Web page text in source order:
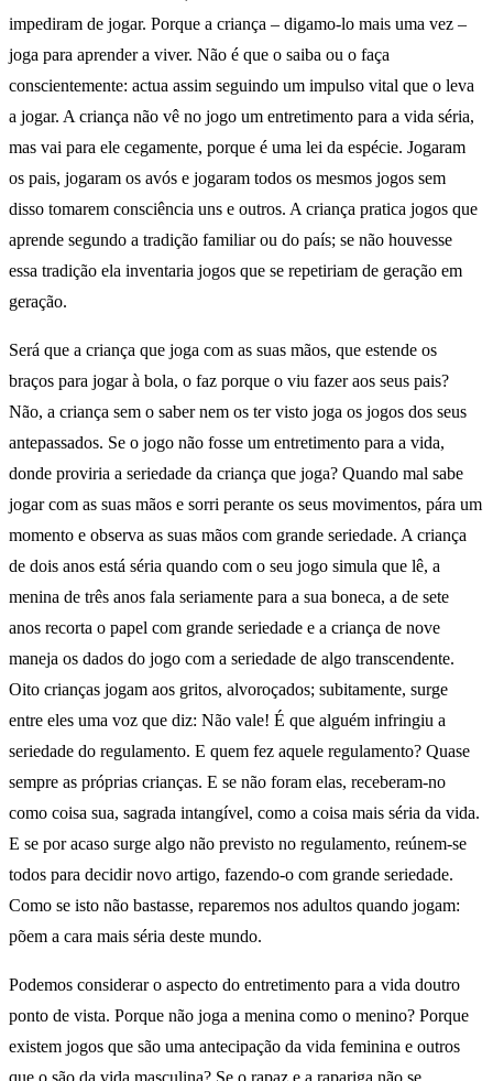
impediram de jogar. Porque a criança – digamo-lo mais uma vez –
joga para aprender a viver. Não é que o saiba ou o faça
conscientemente: actua assim seguindo um impulso vital que o leva
a jogar. A criança não vê no jogo um entretimento para a vida séria,
mas vai para ele cegamente, porque é uma lei da espécie. Jogaram
os pais, jogaram os avós e jogaram todos os mesmos jogos sem
disso tomarem consciência uns e outros. A criança pratica jogos que
aprende segundo a tradição familiar ou do país; se não houvesse
essa tradição ela inventaria jogos que se repetiriam de geração em
geração.
Será que a criança que joga com as suas mãos, que estende os
braços para jogar à bola, o faz porque o viu fazer aos seus pais?
Não, a criança sem o saber nem os ter visto joga os jogos dos seus
antepassados. Se o jogo não fosse um entretimento para a vida,
donde proviria a seriedade da criança que joga? Quando mal sabe
jogar com as suas mãos e sorri perante os seus movimentos, pára um
momento e observa as suas mãos com grande seriedade. A criança
de dois anos está séria quando com o seu jogo simula que lê, a
menina de três anos fala seriamente para a sua boneca, a de sete
anos recorta o papel com grande seriedade e a criança de nove
maneja os dados do jogo com a seriedade de algo transcendente.
Oito crianças jogam aos gritos, alvoroçados; subitamente, surge
entre eles uma voz que diz: Não vale! É que alguém infringiu a
seriedade do regulamento. E quem fez aquele regulamento? Quase
sempre as próprias crianças. E se não foram elas, receberam-no
como coisa sua, sagrada intangível, como a coisa mais séria da vida.
E se por acaso surge algo não previsto no regulamento, reúnem-se
todos para decidir novo artigo, fazendo-o com grande seriedade.
Como se isto não bastasse, reparemos nos adultos quando jogam:
põem a cara mais séria deste mundo.
Podemos considerar o aspecto do entretimento para a vida doutro
ponto de vista. Porque não joga a menina como o menino? Porque
existem jogos que são uma antecipação da vida feminina e outros
que o são da vida masculina? Se o rapaz e a rapariga não se